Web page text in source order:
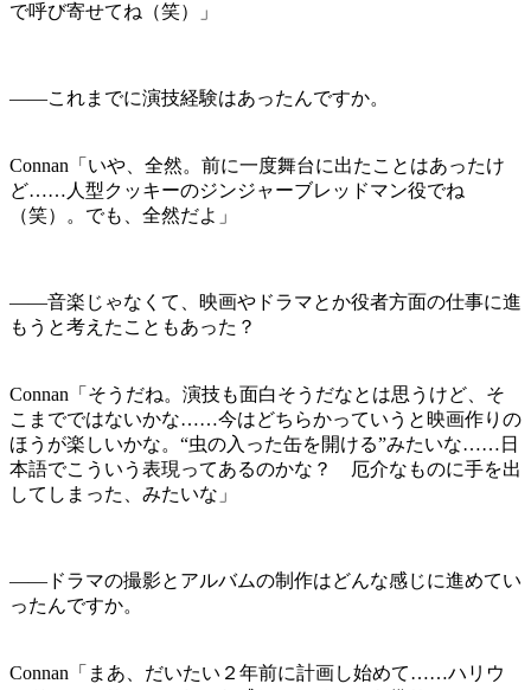
で呼び寄せてね（笑）」
――これまでに演技経験はあったんですか。
Connan「いや、全然。前に一度舞台に出たことはあったけ
ど……人型クッキーのジンジャーブレッドマン役でね
（笑）。でも、全然だよ」
――音楽じゃなくて、映画やドラマとか役者方面の仕事に進
もうと考えたこともあった？
Connan「そうだね。演技も面白そうだなとは思うけど、そ
こまでではないかな……今はどちらかっていうと映画作りの
ほうが楽しいかな。“虫の入った缶を開ける”みたいな……日
本語でこういう表現ってあるのかな？ 厄介なものに手を出
してしまった、みたいな」
――ドラマの撮影とアルバムの制作はどんな感じに進めてい
ったんですか。
Connan「まあ、だいたい２年前に計画し始めて……ハリウ